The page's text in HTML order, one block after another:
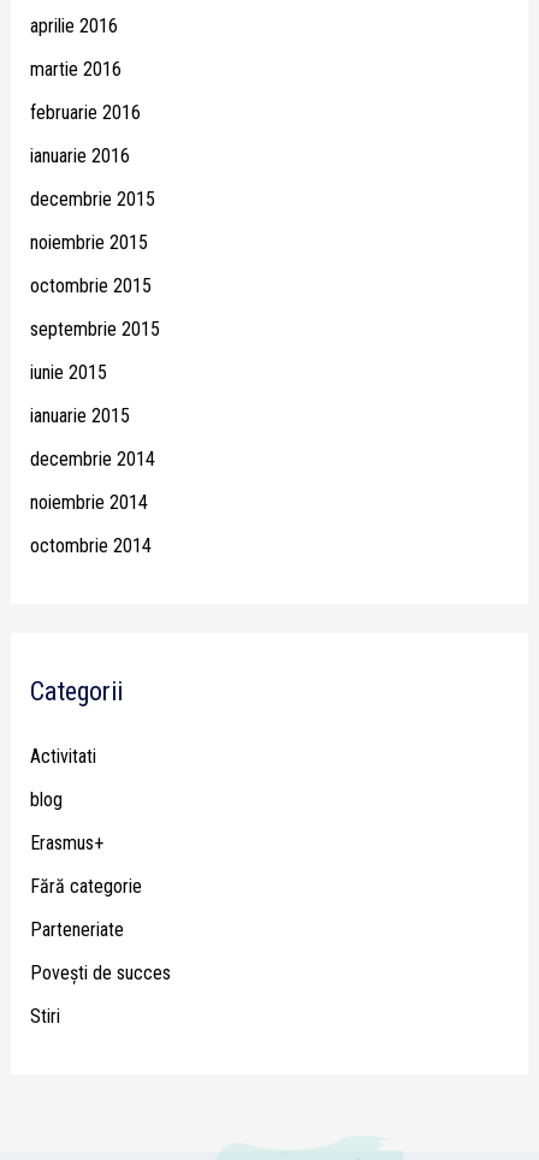
aprilie 2016
martie 2016
februarie 2016
ianuarie 2016
decembrie 2015
noiembrie 2015
octombrie 2015
septembrie 2015
iunie 2015
ianuarie 2015
decembrie 2014
noiembrie 2014
octombrie 2014
Categorii
Activitati
blog
Erasmus+
Fără categorie
Parteneriate
Poveşti de succes
Stiri